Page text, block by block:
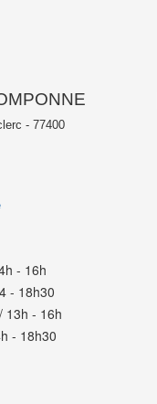
- 77400
- 16h
- 18h30
13h - 16h
- 18h30